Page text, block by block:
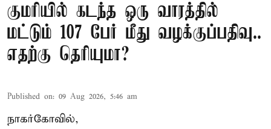
குமரியில் கடந்த ஒரு வாரத்தில்
மட்டும் 107 பேர் மீது வழக்குப்பதிவு..
எதற்கு தெரியுமா?
Published on: 09 Aug 2026, 5:46 am
நாகர்கோவில்,